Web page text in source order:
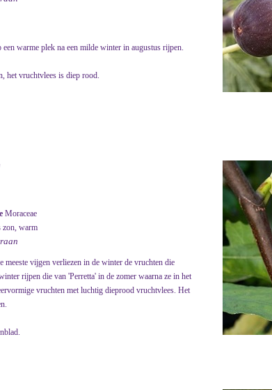
warme plek na een milde winter in augustus rijpen.
het vruchtvlees is diep rood.
Moraceae
zon, warm
meeste vijgen verliezen in de winter de vruchten die
rijpen die van 'Perretta' in de zomer waarna ze in het
vruchten met luchtig dieprood vruchtvlees. Het